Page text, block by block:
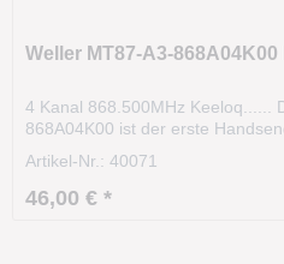
Weller MT87-A3-
4 Kanal 868.500MHz Keeloq......
868A04K00 ist der erste
Keeloq ersetzt. Der Weller
Ersatzhandsender oder zur
Artikel-Nr.: 40071
46,00 € *